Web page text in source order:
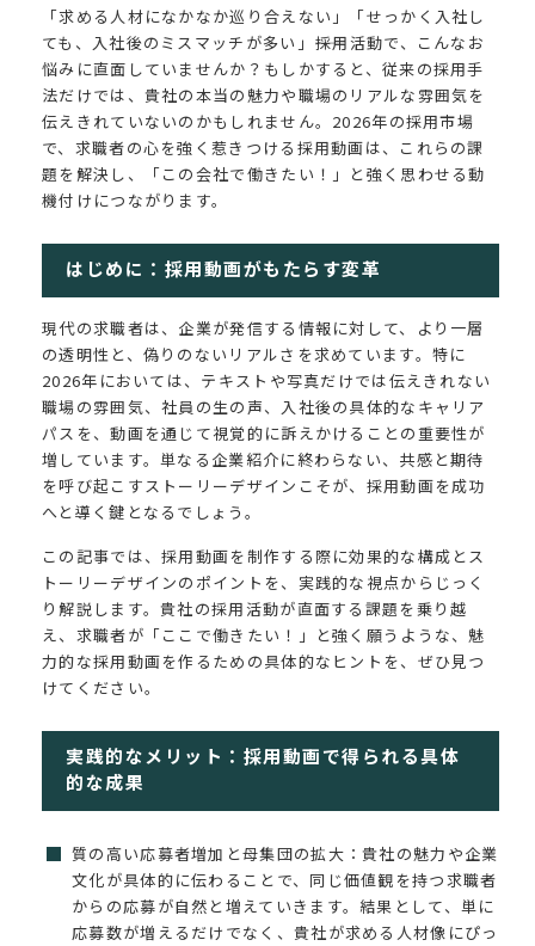
「求める人材になかなか巡り合えない」「せっかく入社し
ても、入社後のミスマッチが多い」――採用活動で、こんなお
悩みに直面していませんか？もしかすると、従来の採用手
法だけでは、貴社の本当の魅力や職場のリアルな雰囲気を
伝えきれていないのかもしれません。2026年の採用市場
で、求職者の心を強く惹きつける採用動画は、これらの課
題を解決し、「この会社で働きたい！」と強く思わせる動
機付けにつながります。
はじめに：採用動画がもたらす変革
現代の求職者は、企業が発信する情報に対して、より一層
の透明性と、偽りのないリアルさを求めています。特に
2026年においては、テキストや写真だけでは伝えきれない
職場の雰囲気、社員の生の声、入社後の具体的なキャリア
パスを、動画を通じて視覚的に訴えかけることの重要性が
増しています。単なる企業紹介に終わらない、共感と期待
を呼び起こすストーリーデザインこそが、採用動画を成功
へと導く鍵となるでしょう。
この記事では、採用動画を制作する際に効果的な構成とス
トーリーデザインのポイントを、実践的な視点からじっく
り解説します。貴社の採用活動が直面する課題を乗り越
え、求職者が「ここで働きたい！」と強く願うような、魅
力的な採用動画を作るための具体的なヒントを、ぜひ見つ
けてください。
実践的なメリット：採用動画で得られる具体
的な成果
質の高い応募者増加と母集団の拡大：貴社の魅力や企業
文化が具体的に伝わることで、同じ価値観を持つ求職者
からの応募が自然と増えていきます。結果として、単に
応募数が増えるだけでなく、貴社が求める人材像にぴっ